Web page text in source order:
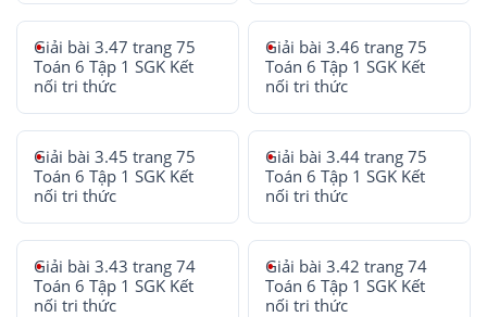
Giải bài 3.47 trang 75
Toán 6 Tập 1 SGK Kết
nối tri thức
Giải bài 3.46 trang 75
Toán 6 Tập 1 SGK Kết
nối tri thức
Giải bài 3.45 trang 75
Toán 6 Tập 1 SGK Kết
nối tri thức
Giải bài 3.44 trang 75
Toán 6 Tập 1 SGK Kết
nối tri thức
Giải bài 3.43 trang 74
Toán 6 Tập 1 SGK Kết
nối tri thức
Giải bài 3.42 trang 74
Toán 6 Tập 1 SGK Kết
nối tri thức